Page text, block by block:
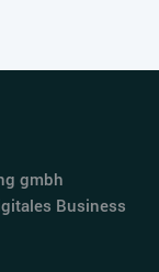
gmbh
Business